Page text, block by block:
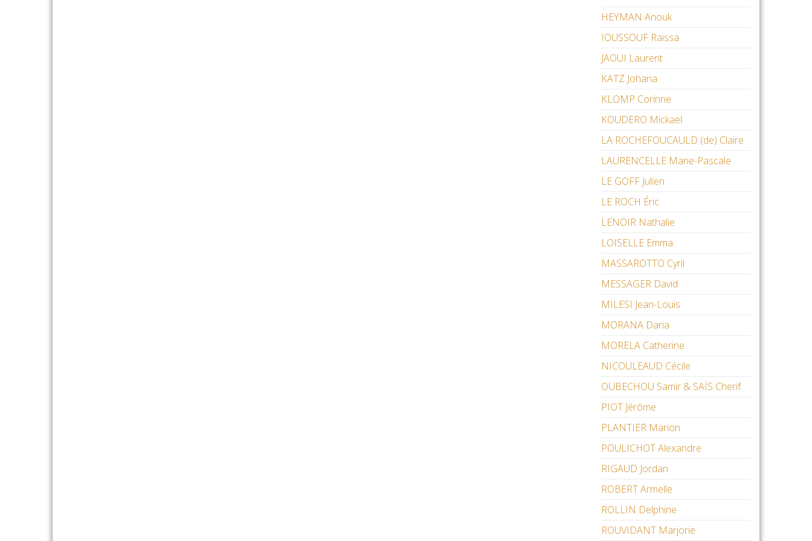
HEYMAN Anouk
IOUSSOUF Raïssa
JAOUI Laurent
KATZ Johana
KLOMP Corinne
KOUDERO Mickaël
LA ROCHEFOUCAULD (de) Claire
LAURENCELLE Marie-Pascale
LE GOFF Julien
LE ROCH Éric
LENOIR Nathalie
LOISELLE Emma
MASSAROTTO Cyril
MESSAGER David
MILESI Jean-Louis
MORANA Daria
MORELA Catherine
NICOULEAUD Cécile
OUBECHOU Samir & SAÏS Cherif
PIOT Jérôme
PLANTIER Marion
POULICHOT Alexandre
RIGAUD Jordan
ROBERT Armelle
ROLLIN Delphine
ROUVIDANT Marjorie